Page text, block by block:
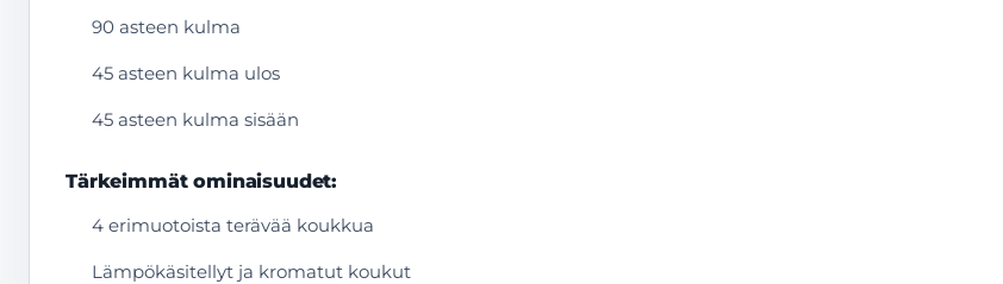
90 asteen kulma
45 asteen kulma ulos
45 asteen kulma sisään
Tärkeimmät ominaisuudet:
4 erimuotoista terävää koukkua
Lämpökäsitellyt ja kromatut koukut